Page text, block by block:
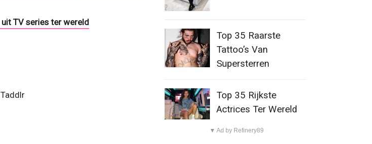
TV series ter wereld
Top 35 Raarste
Tattoo’s Van
Supersterren
Top 35 Rijkste
Actrices Ter Wereld
▼ Ad by Refinery89